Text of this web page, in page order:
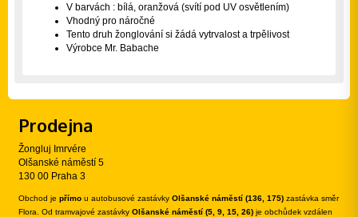
V barvách : bílá, oranžová (svítí pod UV osvětlením)
Vhodný pro náročné
Tento druh žonglování si žádá vytrvalost a trpělivost
Výrobce Mr. Babache
Prodejna
Žongluj Imrvére
Olšanské náměstí 5
130 00 Praha 3
Obchod je přímo u autobusové zastávky Olšanské náměstí (136, 175) zastávka směr
Flora. Od tramvajové zastávky Olšanské náměstí (5, 9, 15, 26) je obchůdek vzdálen